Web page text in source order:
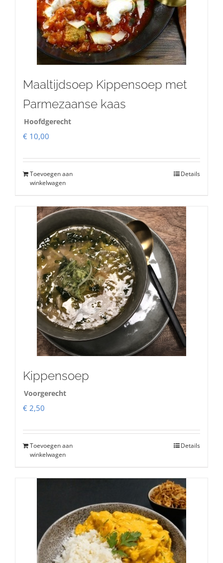
Maaltijdsoep Kippensoep met
Parmezaanse kaas
Hoofdgerecht
€ 10,00
Toevoegen aan
winkelwagen
Details
Kippensoep
Voorgerecht
€ 2,50
Toevoegen aan
winkelwagen
Details